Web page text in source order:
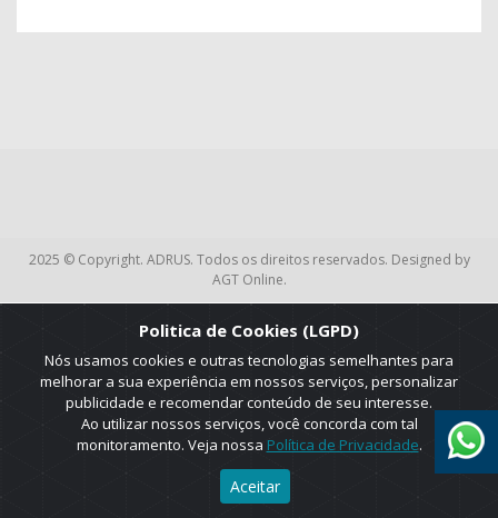
2025 © Copyright. ADRUS. Todos os direitos reservados. Designed by
AGT Online.
Politica de Cookies (LGPD)
Nós usamos cookies e outras tecnologias semelhantes para
melhorar a sua experiência em nossos serviços, personalizar
publicidade e recomendar conteúdo de seu interesse.
Ao utilizar nossos serviços, você concorda com tal
monitoramento. Veja nossa Política de Privacidade.
Aceitar